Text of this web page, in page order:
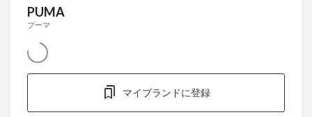
PUMA
プーマ
マイブランドに登録